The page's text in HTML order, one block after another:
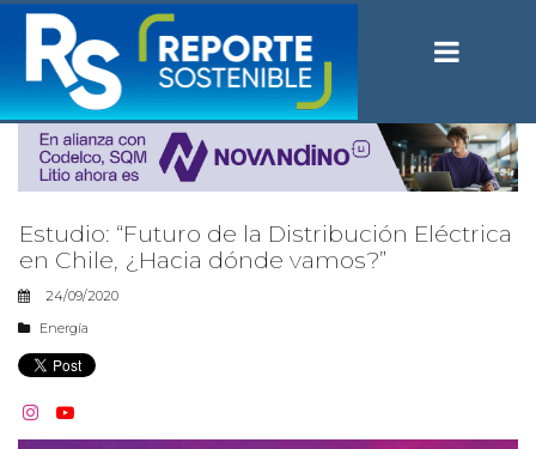
Estudio: “Futuro de la Distribución Eléctrica
en Chile, ¿Hacia dónde vamos?”
24/09/2020
Energía
 